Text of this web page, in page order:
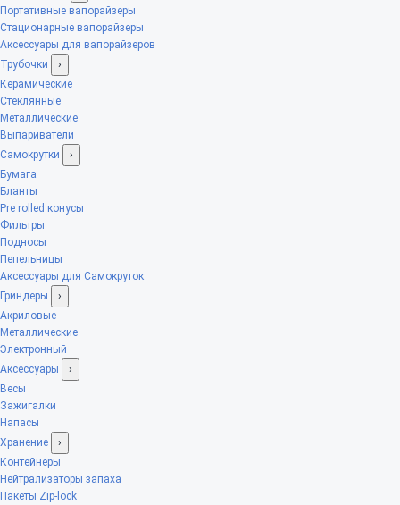
Портативные вапорайзеры
Стационарные вапорайзеры
Аксессуары для вапорайзеров
Трубочки
›
Керамические
Стеклянные
Металлические
Выпариватели
Самокрутки
›
Бумага
Бланты
Pre rolled конусы
Фильтры
Подносы
Пепельницы
Аксессуары для Самокруток
Гриндеры
›
Акриловые
Металлические
Электронный
Аксессуары
›
Весы
Зажигалки
Напасы
Хранение
›
Контейнеры
Нейтрализаторы запаха
Пакеты Zip-lock